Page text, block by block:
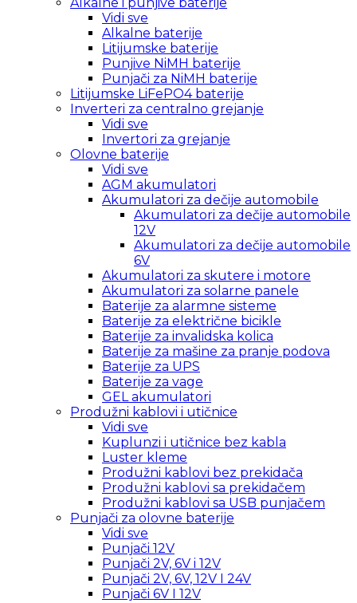
Vidi sve
Alkalne baterije
Litijumske baterije
Punjive NiMH baterije
Punjači za NiMH baterije
Litijumske LiFePO4 baterije
Inverteri za centralno grejanje
Vidi sve
Invertori za grejanje
Olovne baterije
Vidi sve
AGM akumulatori
Akumulatori za dečije automobile
Akumulatori za dečije automobile
12V
Akumulatori za dečije automobile
6V
Akumulatori za skutere i motore
Akumulatori za solarne panele
Baterije za alarmne sisteme
Baterije za električne bicikle
Baterije za invalidska kolica
Baterije za mašine za pranje podova
Baterije za UPS
Baterije za vage
GEL akumulatori
Produžni kablovi i utičnice
Vidi sve
Kuplunzi i utičnice bez kabla
Luster kleme
Produžni kablovi bez prekidača
Produžni kablovi sa prekidačem
Produžni kablovi sa USB punjačem
Punjači za olovne baterije
Vidi sve
Punjači 12V
Punjači 2V, 6V i 12V
Punjači 2V, 6V, 12V I 24V
Punjači 6V I 12V